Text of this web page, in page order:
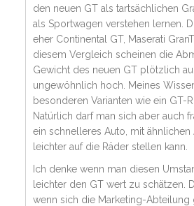
den neuen GT als tartsächlichen
als Sportwagen verstehen lernen.
eher Continental GT, Maserati
diesem Vergleich scheinen die
Gewicht des neuen GT plötzlich
ungewöhnlich hoch. Meines
besonderen Varianten wie ein GT-
Natürlich darf man sich aber auch
ein schnelleres Auto, mit
leichter auf die Räder stellen kann.
Ich denke wenn man diesen
leichter den GT wert zu schätzen.
wenn sich die Marketing-Abteilung